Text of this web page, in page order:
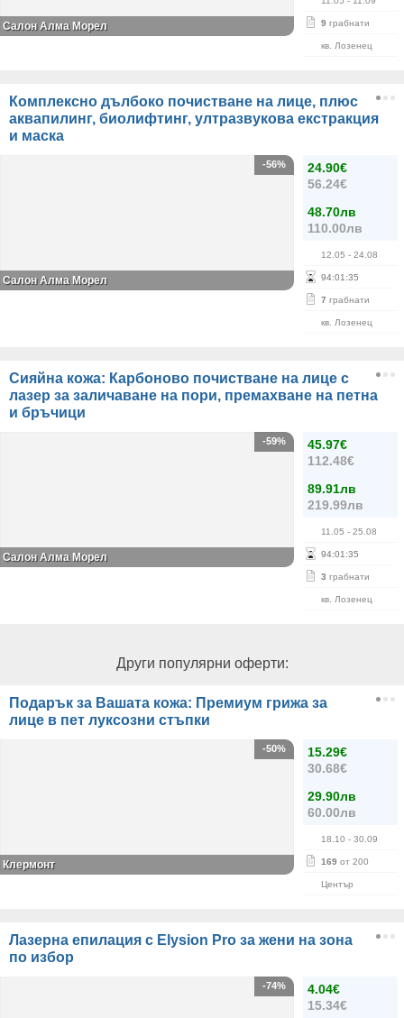
9 грабнати
кв. Лозенец
Салон Алма Морел
Комплексно дълбоко почистване на лице, плюс
аквапилинг, биолифтинг, ултразвукова екстракция
и маска
24.90€
56.24€
48.70лв
110.00лв
12.05 - 24.08
94:01 :35
7 грабнати
кв. Лозенец
-56%
Салон Алма Морел
Сияйна кожа: Карбоново почистване на лице с
лазер за заличаване на пори, премахване на петна
и бръчици
45.97€
112.48€
89.91лв
219.99лв
11.05 - 25.08
94:01 :35
3 грабнати
кв. Лозенец
-59%
Салон Алма Морел
Други популярни оферти:
Подарък за Вашата кожа: Премиум грижа за
лице в пет луксозни стъпки
15.29€
30.68€
29.90лв
60.00лв
18.10 - 30.09
169 от 200
Център
-50%
Клермонт
Лазерна епилация с Elysion Pro за жени на зона
по избор
4.04€
15.34€
-74%